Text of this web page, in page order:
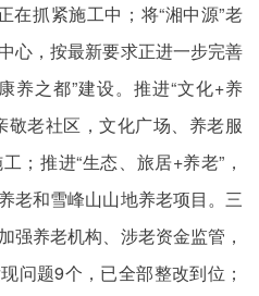
在抓紧施工中；将“湘中源”老
心，按最新要求正进一步完善
养之都”建设。推进“文化+养
敬老社区，文化广场、养老服
；推进“生态、旅居+养老”，
老和雪峰山山地养老项目。三
强养老机构、涉老资金监管，
问题9个，已全部整改到位；